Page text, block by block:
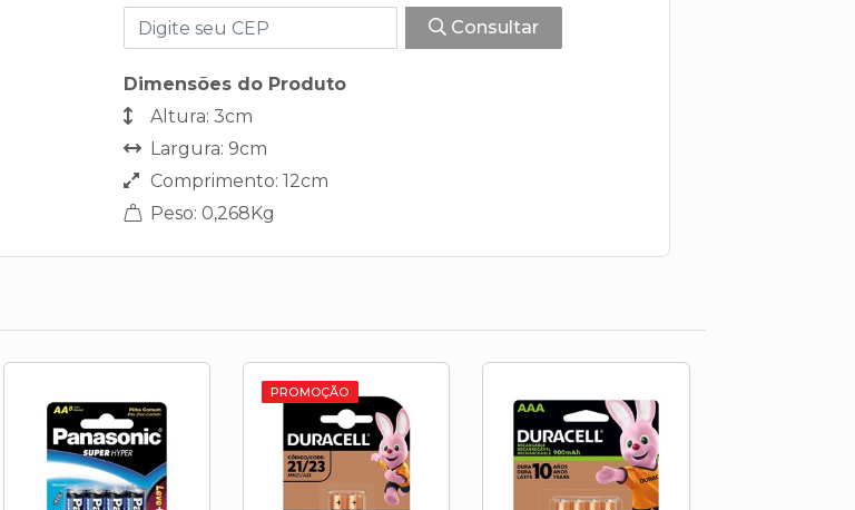
Consultar
Dimensões do Produto
Altura: 3cm
Largura: 9cm
Comprimento: 12cm
Peso: 0,268Kg
PROMOÇÃO